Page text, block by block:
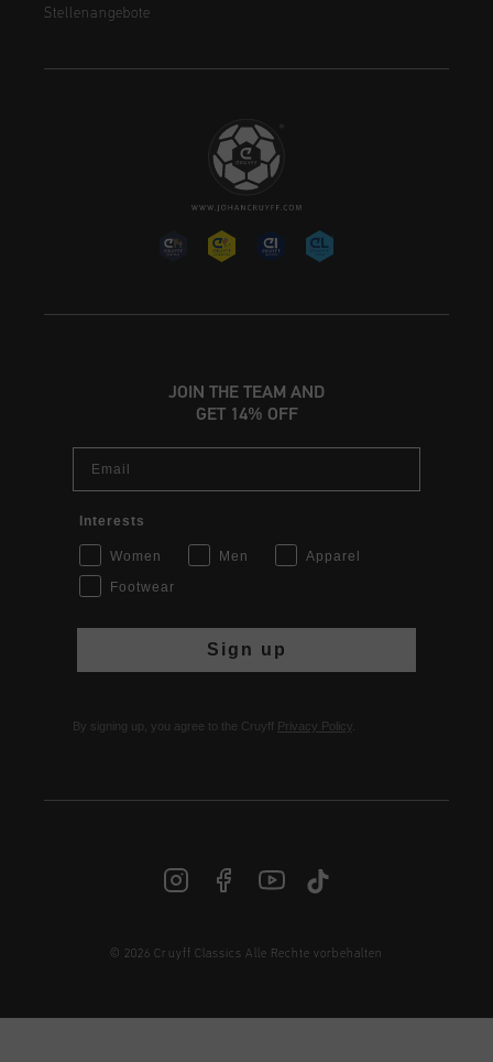
DE | € EUR
Stellenangebote
JOIN THE TEAM AND
GET 14% OFF
Interests
Women Men
Apparel
Footwear
Sign up
By signing up, you agree to the Cruyff Privacy Policy
© 2026 Cruyff Classics Alle Rechte vorbehalten